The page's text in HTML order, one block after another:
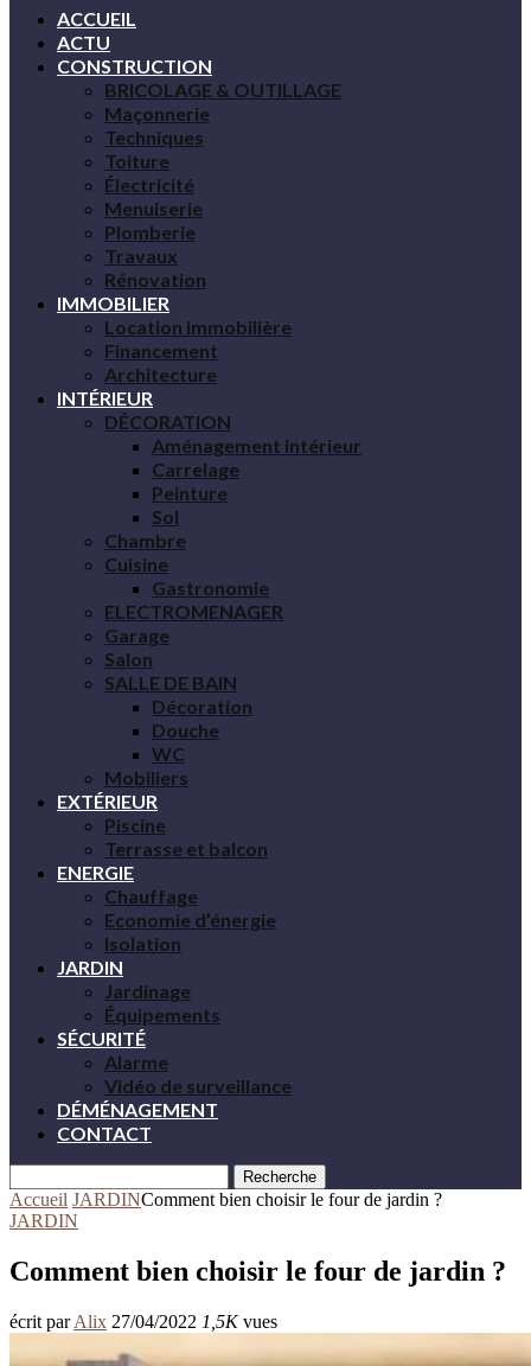
ACCUEIL
ACTU
CONSTRUCTION
BRICOLAGE & OUTILLAGE
Maçonnerie
Techniques
Toiture
Électricité
Menuiserie
Plomberie
Travaux
Rénovation
IMMOBILIER
Location immobilière
Financement
Architecture
INTÉRIEUR
DÉCORATION
Aménagement intérieur
Carrelage
Peinture
Sol
Chambre
Cuisine
Gastronomie
ELECTROMENAGER
Garage
Salon
SALLE DE BAIN
Décoration
Douche
WC
Mobiliers
EXTÉRIEUR
Piscine
Terrasse et balcon
ENERGIE
Chauffage
Economie d’énergie
Isolation
JARDIN
Jardinage
Équipements
SÉCURITÉ
Alarme
Vidéo de surveillance
DÉMÉNAGEMENT
CONTACT
Recherche
Accueil JARDINComment bien choisir le four de jardin ?
JARDIN
Comment bien choisir le four de jardin ?
écrit parAlix 27/04/2022 1,5Kvues